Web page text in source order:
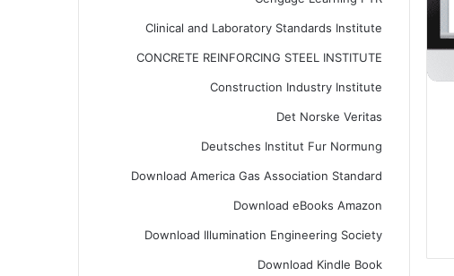
Clinical and Laboratory Standards Institute
CONCRETE REINFORCING STEEL INSTITUTE
Construction Industry Institute
Det Norske Veritas
Deutsches Institut Fur Normung
Download America Gas Association Standard
Download eBooks Amazon
Download Illumination Engineering Society
Download Kindle Book